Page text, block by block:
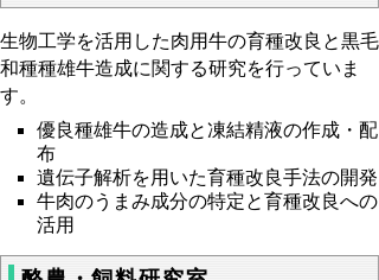
生物工学を活用した肉用牛の育種改良と黒毛
和種種雄牛造成に関する研究を行っていま
す。
優良種雄牛の造成と凍結精液の作成・配
布
遺伝子解析を用いた育種改良手法の開発
牛肉のうまみ成分の特定と育種改良への
活用